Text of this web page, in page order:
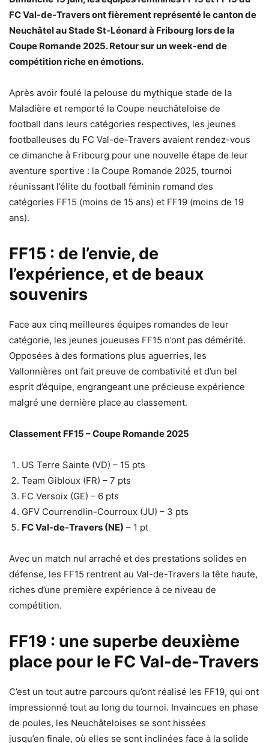
FC Val-de-Travers ont fièrement représenté le canton de
Neuchâtel au Stade St-Léonard à Fribourg lors de la
Coupe Romande 2025. Retour sur un week-end de
compétition riche en émotions.
Après avoir foulé la pelouse du mythique stade de la
Maladière et remporté la Coupe neuchâteloise de
football dans leurs catégories respectives, les jeunes
footballeuses du FC Val-de-Travers avaient rendez-vous
ce dimanche à Fribourg pour une nouvelle étape de leur
aventure sportive : la Coupe Romande 2025, tournoi
réunissant l’élite du football féminin romand des
catégories FF15 (moins de 15 ans) et FF19 (moins de 19
ans).
FF15 : de l’envie, de
l’expérience, et de beaux
souvenirs
Face aux cinq meilleures équipes romandes de leur
catégorie, les jeunes joueuses FF15 n’ont pas démérité.
Opposées à des formations plus aguerries, les
Vallonnières ont fait preuve de combativité et d’un bel
esprit d’équipe, engrangeant une précieuse expérience
malgré une dernière place au classement.
Classement FF15 – Coupe Romande 2025
US Terre Sainte (VD) – 15 pts
Team Gibloux (FR) – 7 pts
FC Versoix (GE) – 6 pts
GFV Courrendlin-Courroux (JU) – 3 pts
FC Val-de-Travers (NE) – 1 pt
Avec un match nul arraché et des prestations solides en
défense, les FF15 rentrent au Val-de-Travers la tête haute,
riches d’une première expérience à ce niveau de
compétition.
FF19 : une superbe deuxième
place pour le FC Val-de-Travers
C’est un tout autre parcours qu’ont réalisé les FF19, qui ont
impressionné tout au long du tournoi. Invaincues en phase
de poules, les Neuchâteloises se sont hissées
jusqu’en finale, où elles se sont inclinées face à la solide